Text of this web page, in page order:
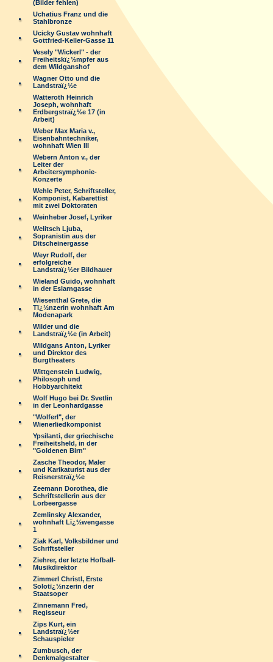
(Bilder fehlen)
Uchatius Franz und die
Stahlbronze
Ucicky Gustav wohnhaft
Gottfried-Keller-Gasse 11
Vesely "Wickerl" - der
Freiheitskï¿½mpfer aus
dem Wildganshof
Wagner Otto und die
Landstraï¿½e
Watteroth Heinrich
Joseph, wohnhaft
Erdbergstraï¿½e 17 (in
Arbeit)
Weber Max Maria v.,
Eisenbahntechniker,
wohnhaft Wien III
Webern Anton v., der
Leiter der
Arbeitersymphonie-
Konzerte
Wehle Peter, Schriftsteller,
Komponist, Kabarettist
mit zwei Doktoraten
Weinheber Josef, Lyriker
Welitsch Ljuba,
Sopranistin aus der
Ditscheinergasse
Weyr Rudolf, der
erfolgreiche
Landstraï¿½er Bildhauer
Wieland Guido, wohnhaft
in der Eslarngasse
Wiesenthal Grete, die
Tï¿½nzerin wohnhaft Am
Modenapark
Wilder und die
Landstraï¿½e (in Arbeit)
Wildgans Anton, Lyriker
und Direktor des
Burgtheaters
Wittgenstein Ludwig,
Philosoph und
Hobbyarchitekt
Wolf Hugo bei Dr. Svetlin
in der Leonhardgasse
"Wolferl", der
Wienerliedkomponist
Ypsilanti, der griechische
Freiheitsheld, in der
"Goldenen Birn"
Zasche Theodor, Maler
und Karikaturist aus der
Reisnerstraï¿½e
Zeemann Dorothea, die
Schriftstellerin aus der
Lorbeergasse
Zemlinsky Alexander,
wohnhaft Lï¿½wengasse
1
Ziak Karl, Volksbildner und
Schriftsteller
Ziehrer, der letzte Hofball-
Musikdirektor
Zimmerl Christl, Erste
Solotï¿½nzerin der
Staatsoper
Zinnemann Fred,
Regisseur
Zips Kurt, ein
Landstraï¿½er
Schauspieler
Zumbusch, der
Denkmalgestalter